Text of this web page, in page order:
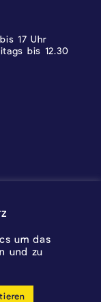
17 Uhr
bis 12.30
UND
um das
und zu